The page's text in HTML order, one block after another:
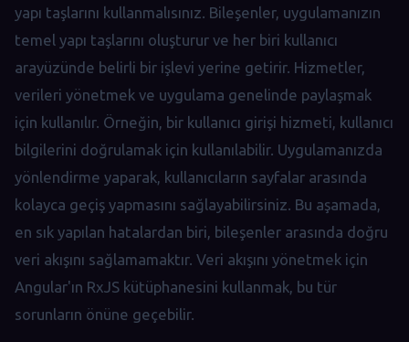
yapı taşlarını kullanmalısınız. Bileşenler, uygulamanızın
temel yapı taşlarını oluşturur ve her biri kullanıcı
arayüzünde belirli bir işlevi yerine getirir. Hizmetler,
verileri yönetmek ve uygulama genelinde paylaşmak
için kullanılır. Örneğin, bir kullanıcı girişi hizmeti, kullanıcı
bilgilerini doğrulamak için kullanılabilir. Uygulamanızda
yönlendirme yaparak, kullanıcıların sayfalar arasında
kolayca geçiş yapmasını sağlayabilirsiniz. Bu aşamada,
en sık yapılan hatalardan biri, bileşenler arasında doğru
veri akışını sağlamamaktır. Veri akışını yönetmek için
Angular'ın RxJS kütüphanesini kullanmak, bu tür
sorunların önüne geçebilir.